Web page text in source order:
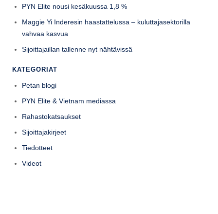
PYN Elite nousi kesäkuussa 1,8 %
Maggie Yi Inderesin haastattelussa – kuluttajasektorilla
vahvaa kasvua
Sijoittajaillan tallenne nyt nähtävissä
KATEGORIAT
Petan blogi
PYN Elite & Vietnam mediassa
Rahastokatsaukset
Sijoittajakirjeet
Tiedotteet
Videot